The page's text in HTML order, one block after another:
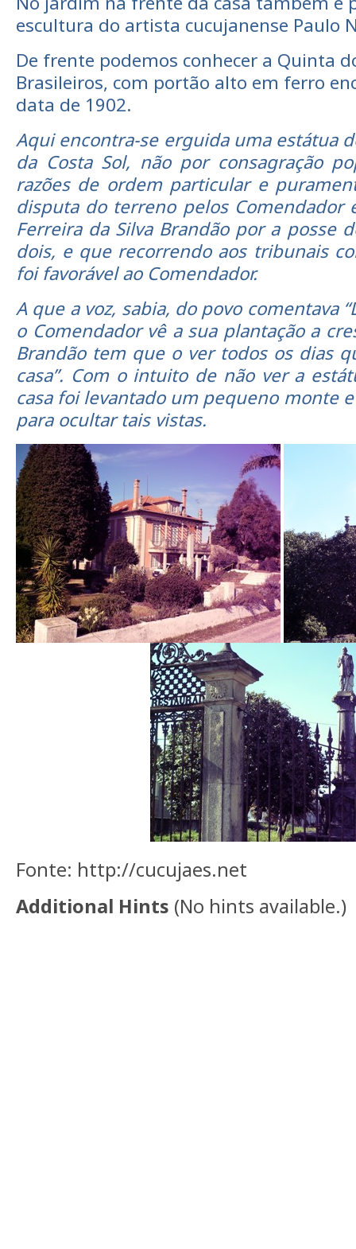
escultura do artista cucujanense Paulo
De frente podemos conhecer a Quinta
Brasileiros, com portão alto em ferro
data de 1902.
Aqui encontra-se erguida uma estátua
da Costa Sol, não por consagração
razões de ordem particular e
disputa do terreno pelos Comendador
Ferreira da Silva Brandão por a posse
dois, e que recorrendo aos tribunais
foi favorável ao Comendador.
A que a voz, sabia, do povo comentava
o Comendador vê a sua plantação a
Brandão tem que o ver todos os dias
casa”. Com o intuito de não ver a
casa foi levantado um pequeno monte
para ocultar tais vistas.
Fonte: http://cucujaes.net
Additional Hints (No hints available.)